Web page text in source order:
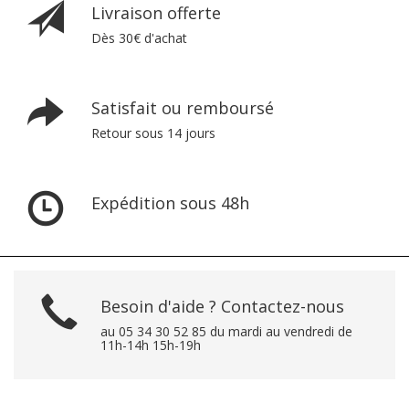
Livraison offerte
Dès 30€ d'achat
Satisfait ou remboursé
Retour sous 14 jours
Expédition sous 48h
Besoin d'aide ? Contactez-nous
au 05 34 30 52 85 du mardi au vendredi de
11h-14h 15h-19h